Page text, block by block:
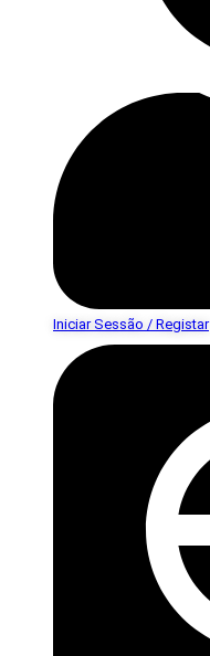
Iniciar Sessão / Registar